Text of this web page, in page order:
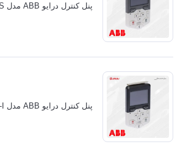
پنل کنترل درایو ABB مدل ACS-AP-S
پنل کنترل درایو ABB مدل ACS-AP-I